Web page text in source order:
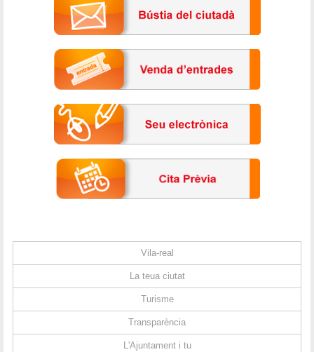
Vila-real
La teua ciutat
Turisme
Transparència
L'Ajuntament i tu